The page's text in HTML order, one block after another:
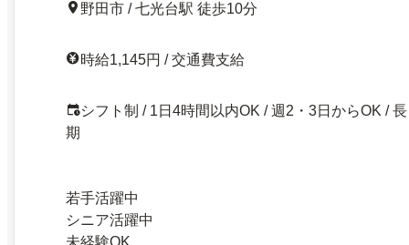
野田市 / 七光台駅 徒歩10分
時給1,145円 / 交通費支給
シフト制 / 1日4時間以内OK / 週2・3日からOK / 長
期
若手活躍中
シニア活躍中